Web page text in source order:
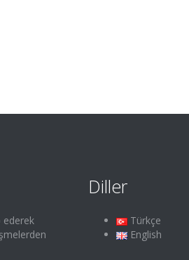
ederek
Diller
Türkçe
English